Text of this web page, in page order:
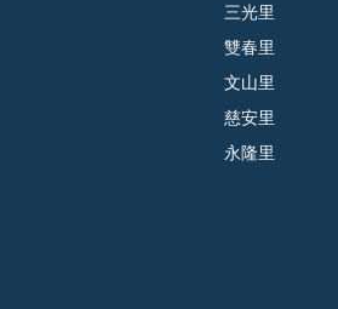
三光里
雙春里
文山里
慈安里
永隆里